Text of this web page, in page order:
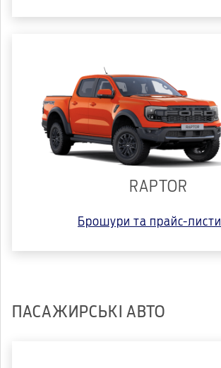
RAPTOR
Брошури та прайс-листи
ПАСАЖИРСЬКІ АВТО